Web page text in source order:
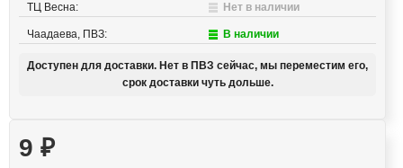
ТЦ Весна: Нет в наличии
Чаадаева, ПВЗ: В наличии
Доступен для доставки. Нет в ПВЗ сейчас, мы переместим его,
срок доставки чуть дольше.
9 ₽